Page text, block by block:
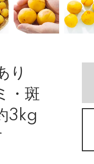
り
・斑
3kg